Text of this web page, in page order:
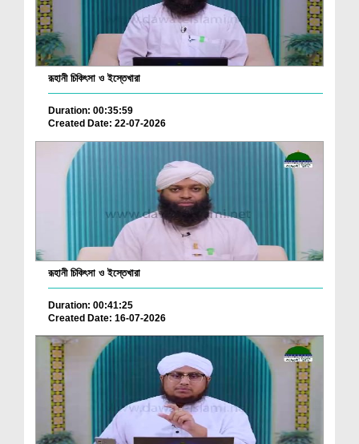
রূহানী চিকিৎসা ও ইস্তেখারা
Duration: 00:35:59
Created Date: 22-07-2026
রূহানী চিকিৎসা ও ইস্তেখারা
Duration: 00:41:25
Created Date: 16-07-2026